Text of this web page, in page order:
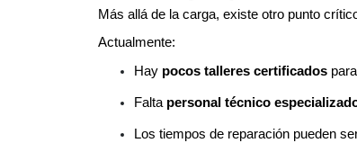
Más allá de la carga, existe otro punto
Actualmente:
Hay pocos talleres certificadospara
Falta personal técnico
Los tiempos de reparación pueden